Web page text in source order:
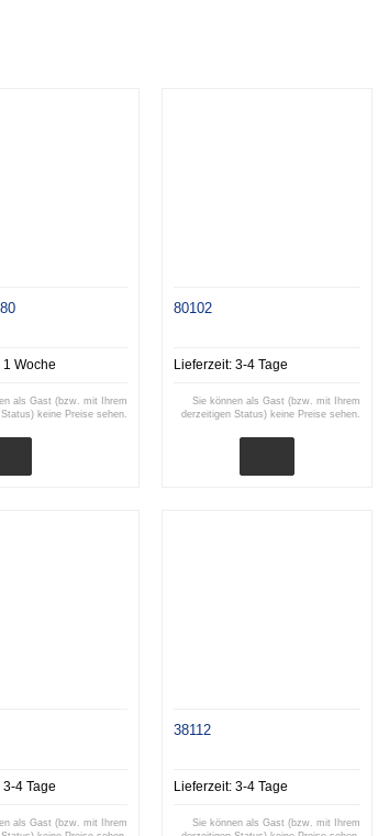
1 Woche
als Gast (bzw. mit Ihrem
keine Preise sehen.
80102
Lieferzeit:3-4 Tage
Sie können als Gast (bzw. mit Ihrem
derzeitigen Status) keine Preise sehen.
3-4 Tage
als Gast (bzw. mit Ihrem
38112
Lieferzeit:3-4 Tage
Sie können als Gast (bzw. mit Ihrem